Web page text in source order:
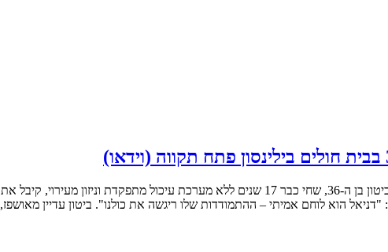
הוא לוחם אמיתי – ההתמודדות שלו ריגשה את כולנו". ביטון עדיין מאושפז,